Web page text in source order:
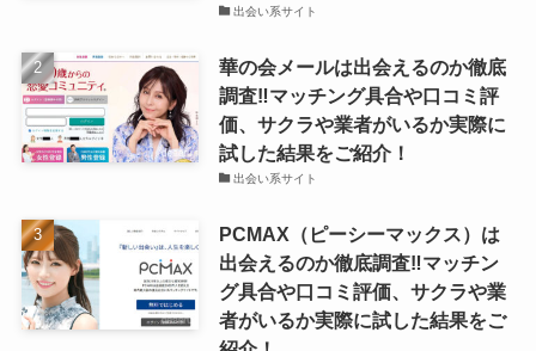
出会い系サイト
華の会メールは出会えるのか徹底
調査‼マッチング具合や口コミ評
価、サクラや業者がいるか実際に
試した結果をご紹介！
出会い系サイト
PCMAX（ピーシーマックス）は
出会えるのか徹底調査‼マッチン
グ具合や口コミ評価、サクラや業
者がいるか実際に試した結果をご